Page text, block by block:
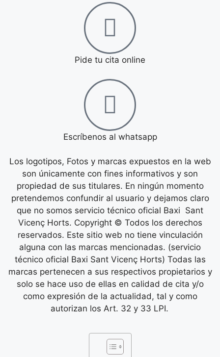
Pide tu cita online
Escríbenos al whatsapp
Los logotipos, Fotos y marcas expuestos en la web
son únicamente con fines informativos y son
propiedad de sus titulares. En ningún momento
pretendemos confundir al usuario y dejamos claro
que no somos servicio técnico oficial Baxi Sant
Vicenç Horts. Copyright © Todos los derechos
reservados. Este sitio web no tiene vinculación
alguna con las marcas mencionadas. (servicio
técnico oficial Baxi Sant Vicenç Horts) Todas las
marcas pertenecen a sus respectivos propietarios y
solo se hace uso de ellas en calidad de cita y/o
como expresión de la actualidad, tal y como
autorizan los Art. 32 y 33 LPI.